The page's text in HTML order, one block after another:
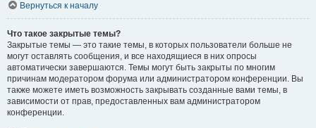
Вернуться к началу
Что такое закрытые темы?
Закрытые темы — это такие темы, в которых пользователи больше не
могут оставлять сообщения, и все находящиеся в них опросы
автоматически завершаются. Темы могут быть закрыты по многим
причинам модератором форума или администратором конференции. Вы
также можете иметь возможность закрывать созданные вами темы, в
зависимости от прав, предоставленных вам администратором
конференции.